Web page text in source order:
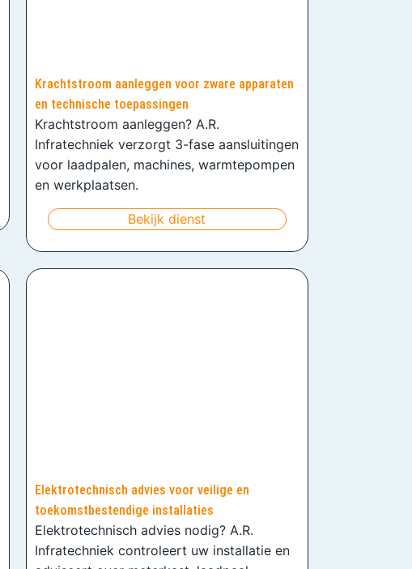
Krachtstroom aanleggen voor zware apparaten
en technische toepassingen
Krachtstroom aanleggen? A.R.
Infratechniek verzorgt 3-fase aansluitingen
voor laadpalen, machines, warmtepompen
en werkplaatsen.
Bekijk dienst
Elektrotechnisch advies voor veilige en
toekomstbestendige installaties
Elektrotechnisch advies nodig? A.R.
Infratechniek controleert uw installatie en